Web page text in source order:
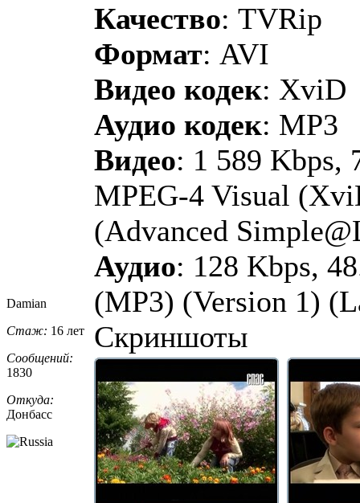
Damian
Стаж: 16 лет
Сообщений:
1830
Откуда:
Донбасс
Качество: TVRip
Формат: AVI
Видео кодек: XviD
Аудио кодек: MP3
Видео: 1 589 Kbps,
MPEG-4 Visual
(Advanced
Аудио: 128 Kbps,
(MP3) (Version 1)
Скриншоты